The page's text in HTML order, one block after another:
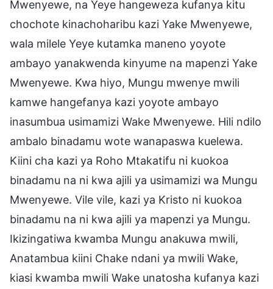
Mwenyewe, na Yeye hangeweza kufanya kitu
chochote kinachoharibu kazi Yake Mwenyewe,
wala milele Yeye kutamka maneno yoyote
ambayo yanakwenda kinyume na mapenzi Yake
Mwenyewe. Kwa hiyo, Mungu mwenye mwili
kamwe hangefanya kazi yoyote ambayo
inasumbua usimamizi Wake Mwenyewe. Hili ndilo
ambalo binadamu wote wanapaswa kuelewa.
Kiini cha kazi ya Roho Mtakatifu ni kuokoa
binadamu na ni kwa ajili ya usimamizi wa Mungu
Mwenyewe. Vile vile, kazi ya Kristo ni kuokoa
binadamu na ni kwa ajili ya mapenzi ya Mungu.
Ikizingatiwa kwamba Mungu anakuwa mwili,
Anatambua kiini Chake ndani ya mwili Wake,
kiasi kwamba mwili Wake unatosha kufanya kazi